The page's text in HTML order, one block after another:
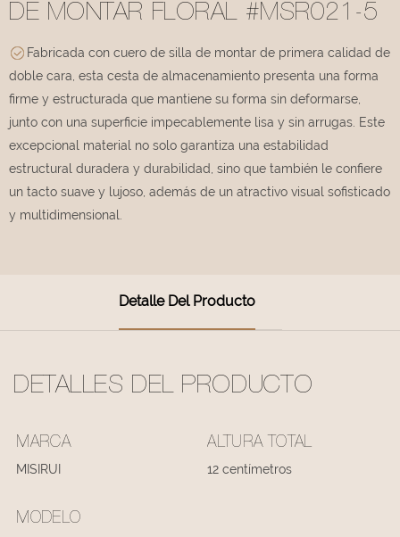
DE MONTAR FLORAL #MSR021-5
Fabricada con cuero de silla de montar de primera calidad de
doble cara, esta cesta de almacenamiento presenta una forma
firme y estructurada que mantiene su forma sin deformarse,
junto con una superficie impecablemente lisa y sin arrugas. Este
excepcional material no solo garantiza una estabilidad
estructural duradera y durabilidad, sino que también le confiere
un tacto suave y lujoso, además de un atractivo visual sofisticado
y multidimensional.
Detalle Del Producto
DETALLES DEL PRODUCTO
MARCA
MISIRUI
ALTURA TOTAL
12 centímetros
MODELO